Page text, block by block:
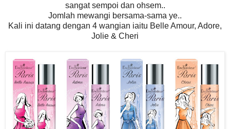
sangat sempoi dan ohsem..
Jomlah mewangi bersama-sama ye..
Kali ini datang dengan 4 wangian iaitu Belle Amour, Adore,
Jolie & Cheri